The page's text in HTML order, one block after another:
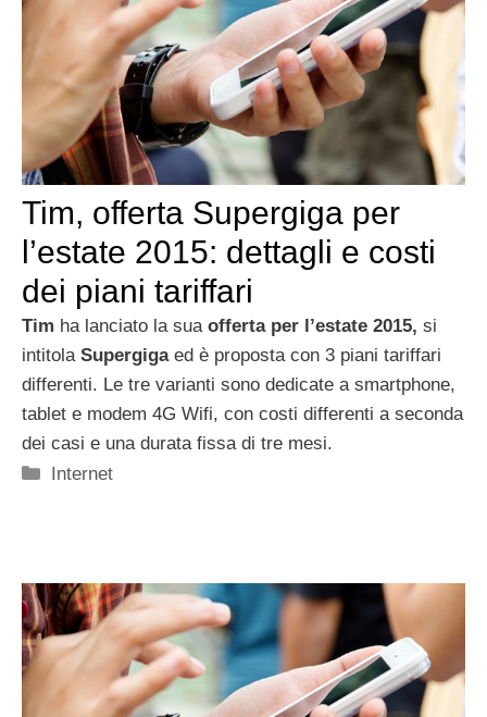
Tim, offerta Supergiga per
l’estate 2015: dettagli e costi
dei piani tariffari
Tim ha lanciato la sua offerta per l’estate 2015, si
intitola Supergigaed è proposta con 3 piani tariffari
differenti. Le tre varianti sono dedicate a smartphone,
tablet e modem 4G Wifi, con costi differenti a seconda
dei casi e una durata fissa di tre mesi.
Categorie
Internet